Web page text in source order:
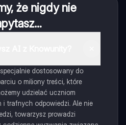
że nigdy nie
dostosowany do
o miliony treści, które
udzielać uczniom
trafnych odpowiedzi. Ale nie
towarzysz prowadzi